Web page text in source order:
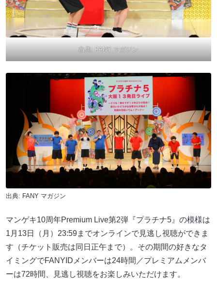
出典: FANY マガジン
出典: FANY マガジン
マンゲキ10周年Premium Live第2弾『プラチナ5』の模様は
1月13日（月）23:59までオンラインで見逃し視聴ができま
す（チケット販売は同日正午まで）。その期間の好きなタ
イミングでFANYIDメンバーは24時間／プレミアムメンバ
ーは72時間、見逃し視聴をお楽しみいただけます。